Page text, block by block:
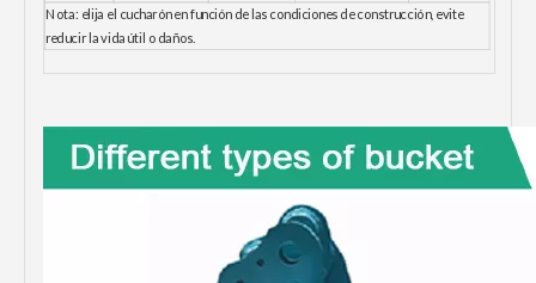
Nota: elija el cucharón en función de las condiciones de construcción, evite
reducir la vida útil o daños.